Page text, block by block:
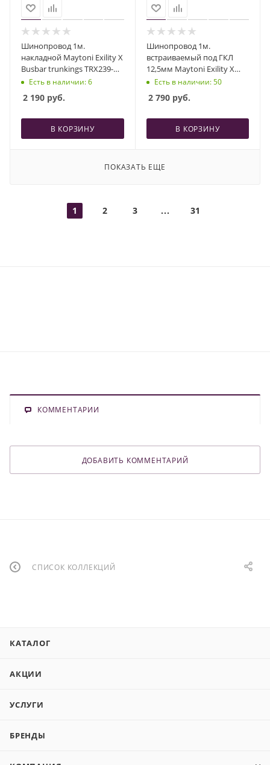
Шинопровод 1м.
накладной Maytoni Exility X
Busbar trunkings TRX239-
411BЕсть в наличии: 6
2 190 руб.
В КОРЗИНУ
Шинопровод 1м.
встраиваемый под ГКЛ
12,5мм Maytoni Exility X
Busbar trunkings TRX239-
Есть в наличии: 50
2 790руб.
В КОРЗИНУ
ПОКАЗАТЬ ЕЩЕ
1 2 3 31
КОММЕНТАРИИ
ДОБАВИТЬ КОММЕНТАРИЙ
СПИСОК КОЛЛЕКЦИЙ
КАТАЛОГ
АКЦИИ
УСЛУГИ
БРЕНДЫ